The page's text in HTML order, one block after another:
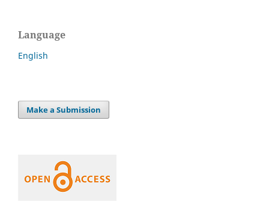
Language
English
Make a Submission